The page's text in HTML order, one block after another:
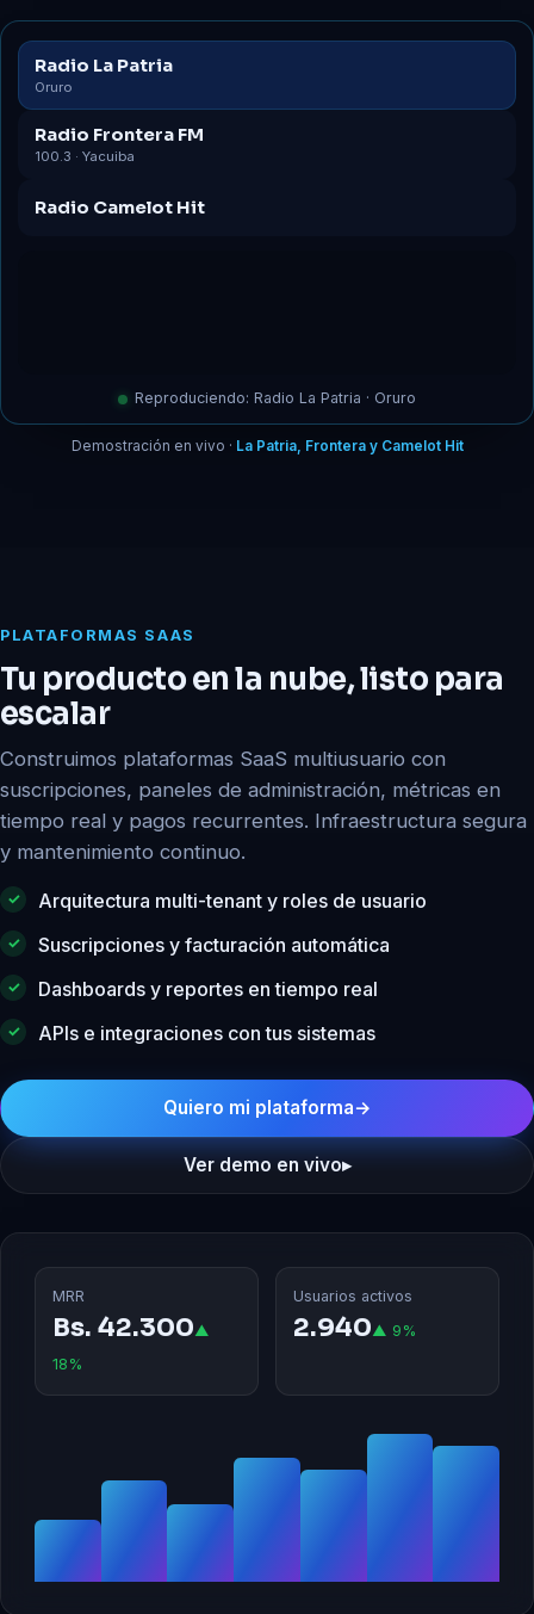
Radio La Patria
Oruro
Radio Frontera FM
100.3 · Yacuiba
Radio Camelot Hit
Reproduciendo: Radio La Patria · Oruro
Demostración en vivo · La Patria, Frontera y Camelot Hit
PLATAFORMAS SAAS
Tu producto en la nube, listo para
escalar
Construimos plataformas SaaS multiusuario con
suscripciones, paneles de administración, métricas en
tiempo real y pagos recurrentes. Infraestructura segura
y mantenimiento continuo.
Arquitectura multi-tenant y roles de usuario
Suscripciones y facturación automática
Dashboards y reportes en tiempo real
APIs e integraciones con tus sistemas
Quiero mi plataforma→
Ver demo en vivo▸
MRR
Bs. 42.300▲
18%
Usuarios activos
2.940▲ 9%